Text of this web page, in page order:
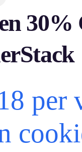
30%
per